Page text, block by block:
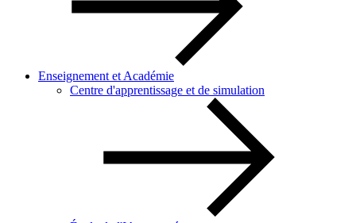
Enseignement et Académie
Centre d'apprentissage et de simulation